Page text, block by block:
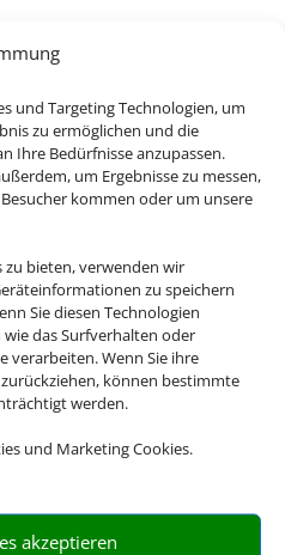
und Targeting Technologien, um
zu ermöglichen und die
Ihre Bedürfnisse anzupassen.
um Ergebnisse zu messen,
kommen oder um unsere
zu bieten, verwenden wir
zu speichern
Sie diesen Technologien
das Surfverhalten oder
verarbeiten. Wenn Sie ihre
können bestimmte
werden.
und Marketing Cookies.
akzeptieren